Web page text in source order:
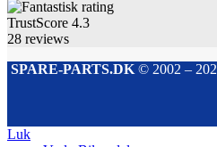
TrustScore 4.3
28 reviews
SPARE-PARTS.DK© 2002 –
Luk